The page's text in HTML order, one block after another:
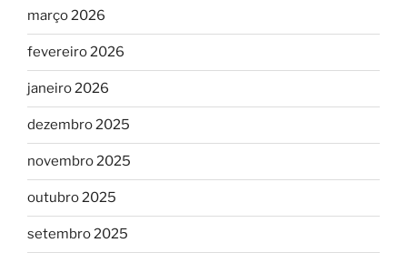
março 2026
fevereiro 2026
janeiro 2026
dezembro 2025
novembro 2025
outubro 2025
setembro 2025